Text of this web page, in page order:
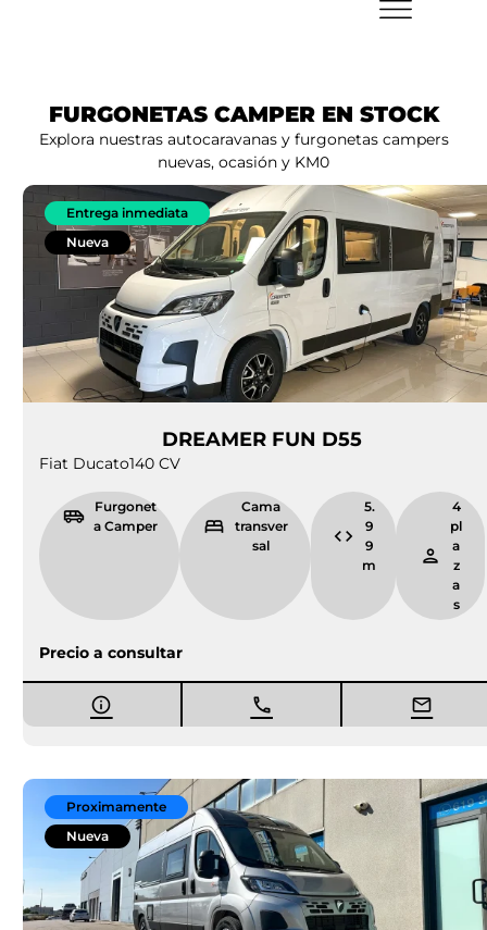
FURGONETAS CAMPER EN STOCK
Explora nuestras autocaravanas y furgonetas campers
nuevas, ocasión y KM0
Entrega inmediata
Nueva
DREAMER FUN D55
Fiat Ducato140 CV
Furgonet
a Camper
Cama
transver
sal
5.
9
9
m
4
pl
a
z
a
s
Precio a consultar
Proximamente
Nueva